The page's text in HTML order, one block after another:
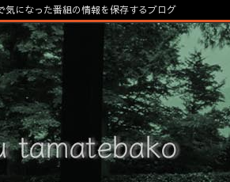
気になった番組の情報を保存するブログ